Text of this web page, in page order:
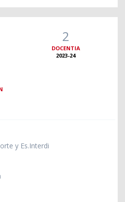
2
DOCENTIA
2023-24
y Es.Interdi